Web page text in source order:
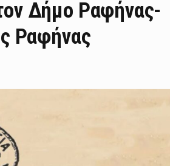
Δήμο Ραφήνας-
Ραφήνας